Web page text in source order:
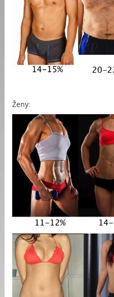
Ženy: